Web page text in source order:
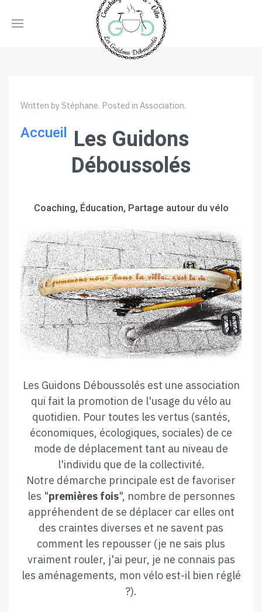
Written by Stéphane. Posted in Association.
Accueil Les Guidons
Déboussolés
Coaching, Éducation, Partage autour du vélo
Les Guidons Déboussolés est une association
qui fait la promotion de l'usage du vélo au
quotidien. Pour toutes les vertus (santés,
économiques, écologiques, sociales) de ce
mode de déplacement tant au niveau de
l'individu que de la collectivité.
Notre démarche principale est de favoriser
les "premières fois", nombre de personnes
appréhendent de se déplacer car elles ont
des craintes diverses et ne savent pas
comment les repousser (je ne sais plus
vraiment rouler, j'ai peur, je ne connais pas
les aménagements, mon vélo est-il bien réglé
?).